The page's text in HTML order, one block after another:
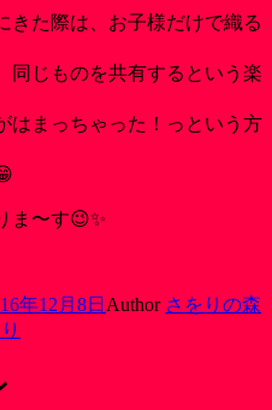
きた際は、お子様だけで織る
同じものを共有するという楽
はまっちゃった！っという方
ま〜す😉✨
年12月8日 Author さをりの森